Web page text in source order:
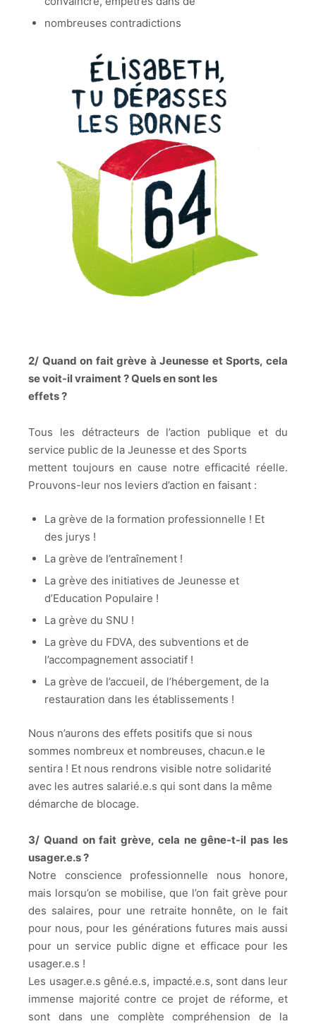
nombreuses contradictions
2/ Quand on fait grève à Jeunesse et Sports, cela
se voit-il vraiment ? Quels en sont les
effets ?
Tous les détracteurs de l’action publique et du
service public de la Jeunesse et des Sports
mettent toujours en cause notre efficacité réelle.
Prouvons-leur nos leviers d’action en faisant :
La grève de la formation professionnelle ! Et
des jurys !
La grève de l’entraînement !
La grève des initiatives de Jeunesse et
d’Education Populaire !
La grève du SNU !
La grève du FDVA, des subventions et de
l’accompagnement associatif !
La grève de l’accueil, de l’hébergement, de la
restauration dans les établissements !
Nous n’aurons des effets positifs que si nous
sommes nombreux et nombreuses, chacun.e le
sentira ! Et nous rendrons visible notre solidarité
avec les autres salarié.e.s qui sont dans la même
démarche de blocage.
3/ Quand on fait grève, cela ne gêne-t-il pas les
usager.e.s ?
Notre conscience professionnelle nous honore,
mais lorsqu’on se mobilise, que l’on fait grève pour
des salaires, pour une retraite honnête, on le fait
pour nous, pour les générations futures mais aussi
pour un service public digne et efficace pour les
usager.e.s !
Les usager.e.s gêné.e.s, impacté.e.s, sont dans leur
immense majorité contre ce projet de réforme, et
sont dans une complète compréhension de la